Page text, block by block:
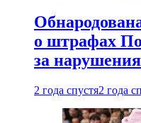
о штрафах
за
2 года спустя2 года